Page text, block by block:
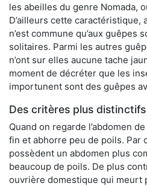
les abeilles du genre Nomada,
D’ailleurs cette caractéristique,
n’est commune qu’aux guêpes
solitaires. Parmi les autres
n’ont sur elles aucune tache
moment de décréter que les
importunent sont des guêpes
Des critères plus distinctifs
Quand on regarde l’abdomen
fin et abhorre peu de poils. Par
possèdent un abdomen plus
beaucoup de poils. De plus
ouvrière domestique qui meurt